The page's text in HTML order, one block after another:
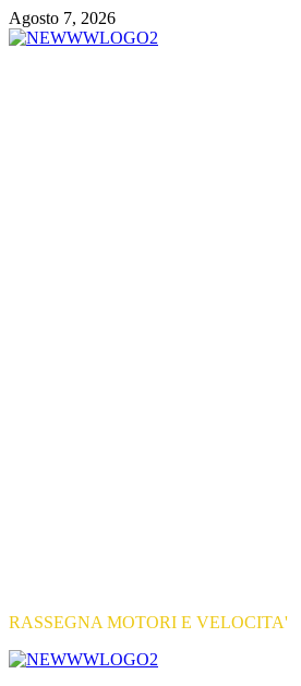
Vai
al
Agosto 7, 2026
RASSEGNA MOTORI E VELOCITA'
Primary